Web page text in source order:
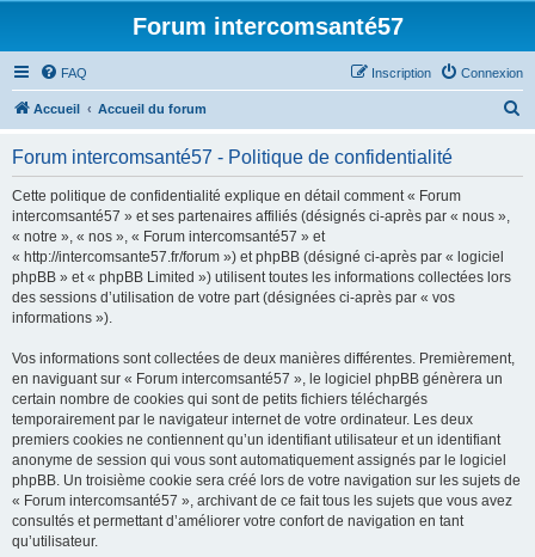
Forum intercomsanté57
FAQ Connexion
Inscription
Accueil Accueil du forum
Forum intercomsanté57 - Politique de confidentialité
Cette politique de confidentialité explique en détail comment « Forum
intercomsanté57 » et ses partenaires affiliés (désignés ci-après par « nous »,
« notre », « nos », « Forum intercomsanté57 » et
« http://intercomsante57.fr/forum ») et phpBB (désigné ci-après par « logiciel
phpBB » et « phpBB Limited ») utilisent toutes les informations collectées lors
des sessions d’utilisation de votre part (désignées ci-après par « vos
informations »).
Vos informations sont collectées de deux manières différentes. Premièrement,
en naviguant sur « Forum intercomsanté57 », le logiciel phpBB génèrera un
certain nombre de cookies qui sont de petits fichiers téléchargés
temporairement par le navigateur internet de votre ordinateur. Les deux
premiers cookies ne contiennent qu’un identifiant utilisateur et un identifiant
anonyme de session qui vous sont automatiquement assignés par le logiciel
phpBB. Un troisième cookie sera créé lors de votre navigation sur les sujets de
« Forum intercomsanté57 », archivant de ce fait tous les sujets que vous avez
consultés et permettant d’améliorer votre confort de navigation en tant
qu’utilisateur.